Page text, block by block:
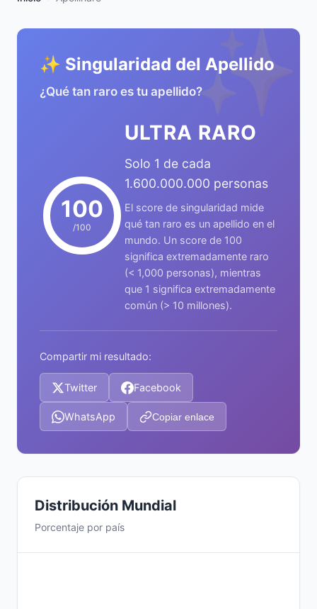
✨
✨ Singularidad del Apellido
¿Qué tan raro es tu apellido?
100
/100
ULTRA RARO
Solo 1 de cada
1.600.000.000 personas
El score de singularidad mide
qué tan raro es un apellido en el
mundo. Un score de 100
significa extremadamente raro
(< 1,000 personas), mientras
que 1 significa extremadamente
común (> 10 millones).
Compartir mi resultado:
Twitter Facebook
WhatsApp Copiar enlace
Distribución Mundial
Porcentaje por país